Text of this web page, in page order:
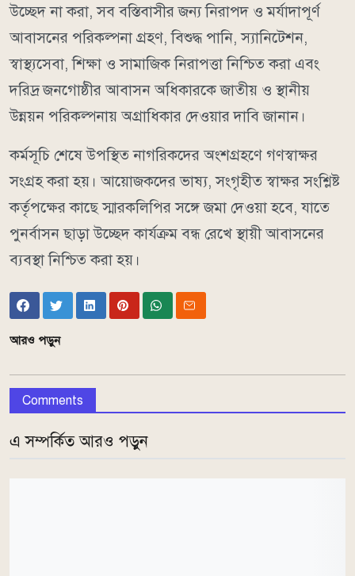
উচ্ছেদ না করা, সব বস্তিবাসীর জন্য নিরাপদ ও মর্যাদাপূর্ণ
আবাসনের পরিকল্পনা গ্রহণ, বিশুদ্ধ পানি, স্যানিটেশন,
স্বাস্থ্যসেবা, শিক্ষা ও সামাজিক নিরাপত্তা নিশ্চিত করা এবং
দরিদ্র জনগোষ্ঠীর আবাসন অধিকারকে জাতীয় ও স্থানীয়
উন্নয়ন পরিকল্পনায় অগ্রাধিকার দেওয়ার দাবি জানান।
কর্মসূচি শেষে উপস্থিত নাগরিকদের অংশগ্রহণে গণস্বাক্ষর
সংগ্রহ করা হয়। আয়োজকদের ভাষ্য, সংগৃহীত স্বাক্ষর সংশ্লিষ্ট
কর্তৃপক্ষের কাছে স্মারকলিপির সঙ্গে জমা দেওয়া হবে, যাতে
পুনর্বাসন ছাড়া উচ্ছেদ কার্যক্রম বন্ধ রেখে স্থায়ী আবাসনের
ব্যবস্থা নিশ্চিত করা হয়।
আরও পড়ুন
Comments
এ সম্পর্কিত আরও পড়ুন